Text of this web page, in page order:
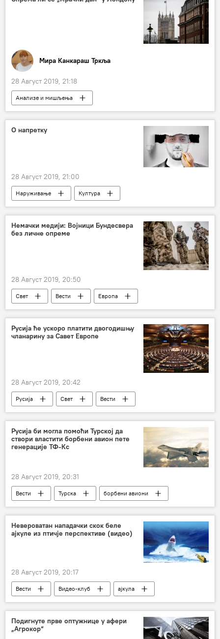
Мира Канкараш Тркља
28 Август 2019, 21:18
Анализе и мишљења
Коментари и Аналитика
парламент
суспензија
О напретку
28 Август 2019, 21:00
Наруживање Култура
Немачки медији: Војници Бундесвера
без личне опреме
28 Август 2019, 20:50
Свет Вести Европа
Русија ће ускоро платити двогодишњу
чланарину за Савет Европе
28 Август 2019, 20:42
Русија Свет
Вести
Марија Захарова
Парламентарна скупштина Савета Европе
Европа
Русија би могла помоћи Турској да
створи властити борбени авион пете
генерације ТФ-Кс
28 Август 2019, 20:31
Вести Турска
борбени авиони
Војска и наоружање
Невероватан нападачки скок беле
ајкуле из птичје перспективе (видео)
28 Август 2019, 20:17
Вести Видео-клуб
ајкула
снимак
Подигнуте прве оптужнице у афери
„Агрокор“